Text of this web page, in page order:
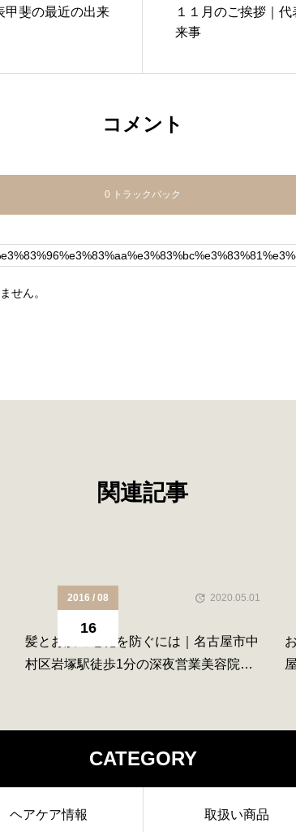
甲斐の最近の出来
１１月のご挨拶｜
来事
コメント
0 トラックバック
せん。
関連記事
2016 / 08
16
2020.05.01
髪とお肌の老化を防ぐには｜名古屋市中
村区岩塚駅徒歩1分の深夜営業美容院N°
CATEGORY
ヘアケア情報 取扱い商品